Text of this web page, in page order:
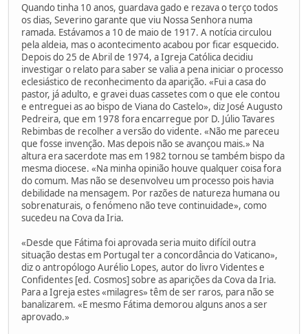
Quando tinha 10 anos, guardava gado e rezava o terço todos
os dias, Severino garante que viu Nossa Senhora numa
ramada. Estávamos a 10 de maio de 1917. A notícia circulou
pela aldeia, mas o acontecimento acabou por ficar esquecido.
Depois do 25 de Abril de 1974, a Igreja Católica decidiu
investigar o relato para saber se valia a pena iniciar o processo
eclesiástico de reconhecimento da aparição. «Fui a casa do
pastor, já adulto, e gravei duas cassetes com o que ele contou
e entreguei as ao bispo de Viana do Castelo», diz José Augusto
Pedreira, que em 1978 fora encarregue por D. Júlio Tavares
Rebimbas de recolher a versão do vidente. «Não me pareceu
que fosse invenção. Mas depois não se avançou mais.» Na
altura era sacerdote mas em 1982 tornou se também bispo da
mesma diocese. «Na minha opinião houve qualquer coisa fora
do comum. Mas não se desenvolveu um processo pois havia
debilidade na mensagem. Por razões de natureza humana ou
sobrenaturais, o fenómeno não teve continuidade», como
sucedeu na Cova da Iria.
«Desde que Fátima foi aprovada seria muito difícil outra
situação destas em Portugal ter a concordância do Vaticano»,
diz o antropólogo Aurélio Lopes, autor do livro Videntes e
Confidentes [ed. Cosmos] sobre as aparições da Cova da Iria.
Para a Igreja estes «milagres» têm de ser raros, para não se
banalizarem. «E mesmo Fátima demorou alguns anos a ser
aprovado.»